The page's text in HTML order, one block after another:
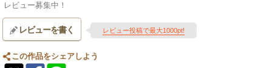
レビュー募集中！
レビューを書く レビュー投稿で最大1000pt!
この作品をシェアしよう